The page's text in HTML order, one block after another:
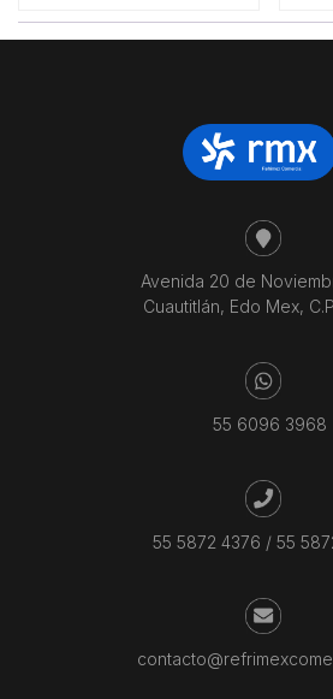
Avenida 20 de
Cuautitlán, Edo Mex,
55 6096 3968
55 5872 4376 / 55